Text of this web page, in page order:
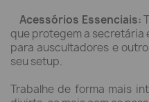
Acessórios Essenciais:
que protegem a secretária
para auscultadores e
seu setup.
Trabalhe de forma mais